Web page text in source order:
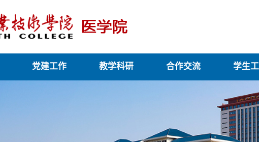
党建工作 教学科研 合作交流 学生